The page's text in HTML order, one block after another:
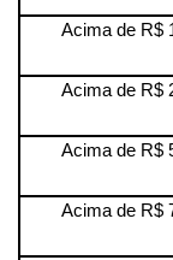
Acima de R$
Acima de R$
Acima de R$
Acima de R$